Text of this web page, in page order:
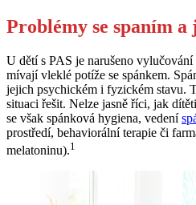
Problémy se spaním
U dětí s PAS je narušeno
mívají vleklé potíže se spánkem.
jejich psychickém i fyzickém stavu.
situaci řešit. Nelze jasně říci, jak
se však spánková hygiena, vedení
prostředí, behaviorální terapie či
melatoninu).1